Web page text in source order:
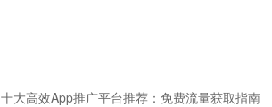
十大高效App推广平台推荐：免费流量获取指南